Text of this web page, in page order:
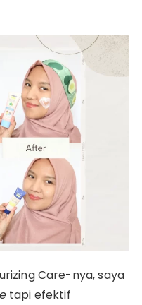
Care-nya, saya
tapi efektif